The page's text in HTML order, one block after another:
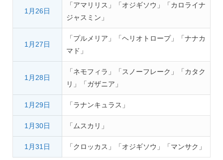
1月26日
「アマリリス」「オジギソウ」「カロライナ
ジャスミン」
1月27日
「プルメリア」「ヘリオトロープ」「ナナカ
マド」
1月28日
「ネモフィラ」「スノーフレーク」「カタク
リ」「ガザニア」
1月29日 「ラナンキュラス」
1月30日 「ムスカリ」
1月31日 「クロッカス」「オジギソウ」「マンサク」